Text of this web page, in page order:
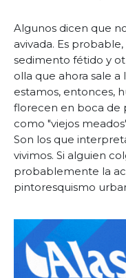
Algunos dicen que
avivada. Es
sedimento fétido y
olla que ahora sale a
estamos, entonces,
florecen en boca de
como "viejos
Son los que
vivimos. Si alguien
probablemente la
pintoresquismo